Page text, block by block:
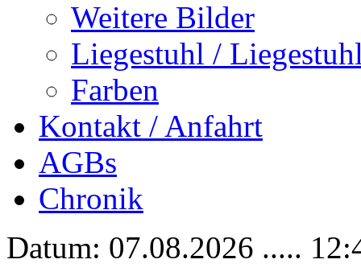
Weitere Bilder
Liegestuhl /
Farben
Kontakt / Anfahrt
AGBs
Chronik
Datum: 07.08.2026 .....